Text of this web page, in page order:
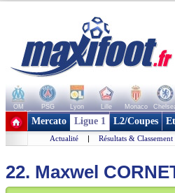
OM PSG Lyon Lille Monaco
+ de clubs
Mercato Ligue 1 L2/Coupes
Actualité | Résultats & Classement
22. Maxwel